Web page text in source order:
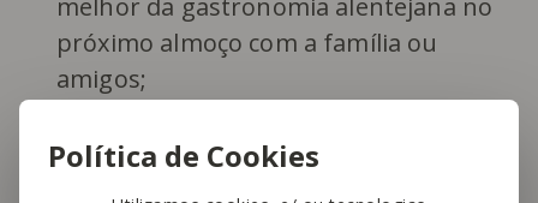
Política de Cookies
próximo almoço com a família ou
amigos;
é fácil de preparar e vai fazer as delícias
de miúdos e graúdos;